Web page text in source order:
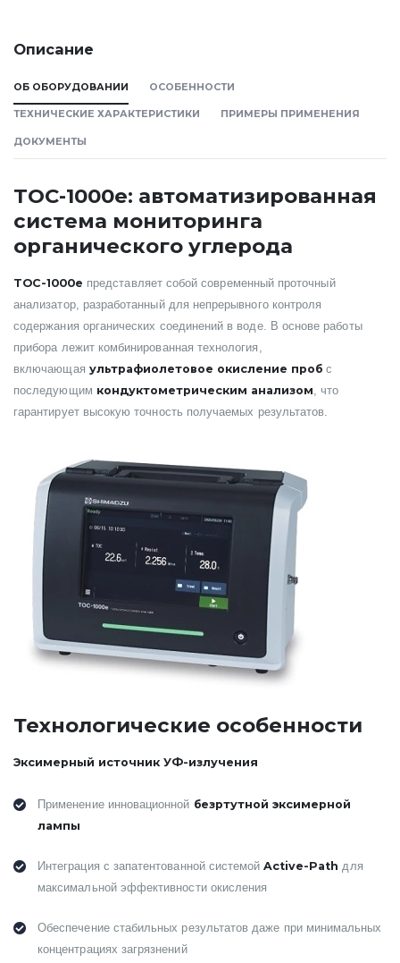
Описание
ОБ ОБОРУДОВАНИИ ОСОБЕННОСТИ
ТЕХНИЧЕСКИЕ ХАРАКТЕРИСТИКИ ПРИМЕРЫ ПРИМЕНЕНИЯ
ДОКУМЕНТЫ
TOC-1000e: автоматизированная
система мониторинга
органического углерода
TOC-1000e представляет собой современный проточный
анализатор, разработанный для непрерывного контроля
содержания органических соединений в воде. В основе работы
прибора лежит комбинированная технология,
включающая ультрафиолетовое окисление пробс
последующим кондуктометрическим анализом, что
гарантирует высокую точность получаемых результатов.
Технологические особенности
Эксимерный источник УФ-излучения
Применение инновационной безртутной эксимерной
лампы
Интеграция с запатентованной системойActive-Path для
максимальной эффективности окисления
Обеспечение стабильных результатов даже при минимальных
концентрациях загрязнений